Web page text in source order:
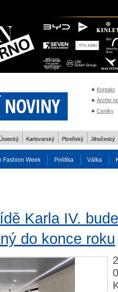
Kontakt
Archiv
Ceníky
Karlovarský Plzeňský Jihočeský
Fashion Week Politika Válka
Karla IV. bude
do konce roku